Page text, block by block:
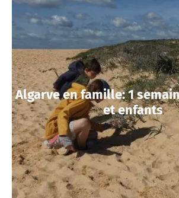
Algarve en famille: 1
et enfants